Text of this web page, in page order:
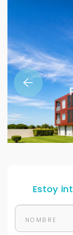
Estoy